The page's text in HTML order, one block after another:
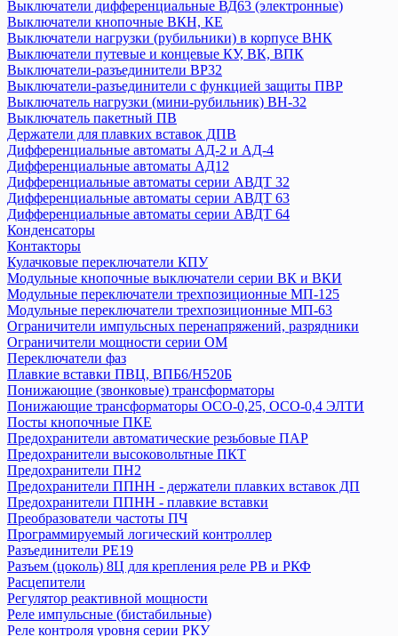
Контакторы
Кулачковые переключатели ПКП
Мини-рубильники ВН-32
Ограничители перенапряжения ОПС1
Плавкие вставки
Преобразователи частот
Приставки выдержки времени
Приставки контактные ПКИ
Пускатели серии ПРК
Разъединители
Разъемы
Расцепители
Реле
Розетки и звонки на DIN-рейку
Таймер
УЗО ВД1-63
ТДМ
Авт. выключатели ВА-87
Авт. выключатели ВА-88,комплектующие
Авт. выключатели ВА-89, комплектующие
Авт. выключатели ВА 47-29
Авт. выключатели ВА 47-60
Авт. выключатели ВА 47-63
Авт. выключатели ВА 60-26
Авт.выключатели ВА 47-29Б
Автоматические выключатели АП50Б
Автоматические выключатели ВА 47-125
Автоматический выключатель ВА 47-100
Аппараты управления по времени (таймеры, реле времени)
Блоки автоматического ввода резерва БАВР
Выключатели дифференциальные (УЗО) ВД1-63
Выключатели дифференциальные ВД63 (электронные)
Выключатели кнопочные ВКН, КЕ
Выключатели дифференциальные ВД63 (электронные)
Выключатели кнопочные ВКН, КЕ
Выключатели нагрузки (рубильники) в корпусе ВНК
Выключатели путевые и концевые КУ, ВК, ВПК
Выключатели-разъединители ВР32
Выключатели-разъединители с функцией защиты ПВР
Выключатель нагрузки (мини-рубильник) ВН-32
Выключатель пакетный ПВ
Держатели для плавких вставок ДПВ
Дифференциальные автоматы АД-2 и АД-4
Дифференциальные автоматы АД12
Дифференциальные автоматы серии АВДТ 32
Дифференциальные автоматы серии АВДТ 63
Дифференциальные автоматы серии АВДТ 64
Конденсаторы
Контакторы
Кулачковые переключатели КПУ
Модульные кнопочные выключатели серии ВК и ВКИ
Модульные переключатели трехпозиционные МП-125
Модульные переключатели трехпозиционные МП-63
Ограничители импульсных перенапряжений, разрядники
Ограничители мощности серии ОМ
Переключатели фаз
Плавкие вставки ПВЦ, ВПБ6/H520Б
Понижающие (звонковые) трансформаторы
Понижающие трансформаторы ОСО-0,25, ОСО-0,4 ЭЛТИ
Посты кнопочные ПКЕ
Предохранители автоматические резьбовые ПАР
Предохранители высоковольтные ПКТ
Предохранители ПН2
Предохранители ППНН - держатели плавких вставок ДП
Предохранители ППНН - плавкие вставки
Преобразователи частоты ПЧ
Программируемый логический контроллер
Разъединители РЕ19
Разъем (цоколь) 8Ц для крепления реле РВ и РКФ
Расцепители
Регулятор реактивной мощности
Реле импульсные (бистабильные)
Реле контроля уровня серии РКУ